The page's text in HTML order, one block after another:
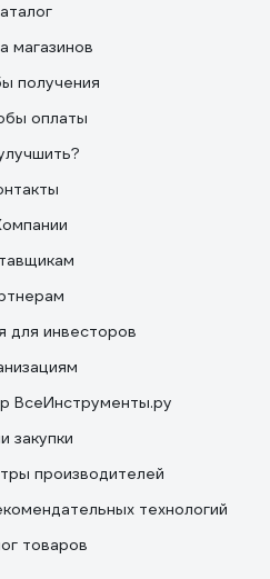
магазинов
получения
оплаты
для инвесторов
ВсеИнструменты.ру
закупки
производителей
технологий
товаров